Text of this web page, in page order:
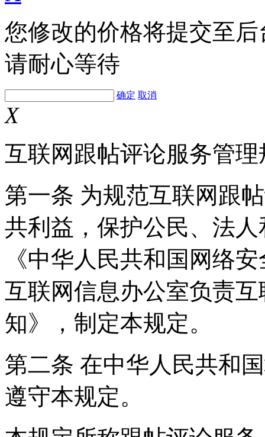
您修改的价格将提交至
请耐心等待
确定 取消
X
互联网跟帖评论服务管理
第一条 为规范互联网跟
共利益，保护公民、法
《中华人民共和国网络
互联网信息办公室负责
知》，制定本规定。
第二条 在中华人民共和
遵守本规定。